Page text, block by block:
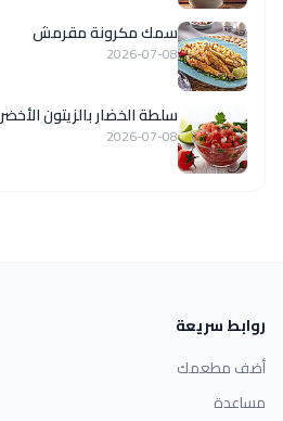
سمك مكرونة مقرمش
2026-07-08
سلطة الخضار بالزيتون الأخضر
2026-07-08
روابط سريعة
أضف مطعمك
مساعدة